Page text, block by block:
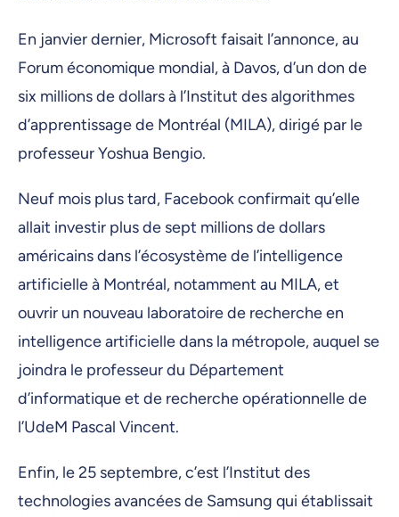
En janvier dernier, Microsoft faisait l’annonce, au
Forum économique mondial, à Davos, d’un don de
six millions de dollars à l’Institut des algorithmes
d’apprentissage de Montréal (MILA), dirigé par le
professeur Yoshua Bengio.
Neuf mois plus tard, Facebook confirmait qu’elle
allait investir plus de sept millions de dollars
américains dans l’écosystème de l’intelligence
artificielle à Montréal, notamment au MILA, et
ouvrir un nouveau laboratoire de recherche en
intelligence artificielle dans la métropole, auquel se
joindra le professeur du Département
d’informatique et de recherche opérationnelle de
l’UdeM Pascal Vincent.
Enfin, le 25 septembre, c’est l’Institut des
technologies avancées de Samsung qui établissait